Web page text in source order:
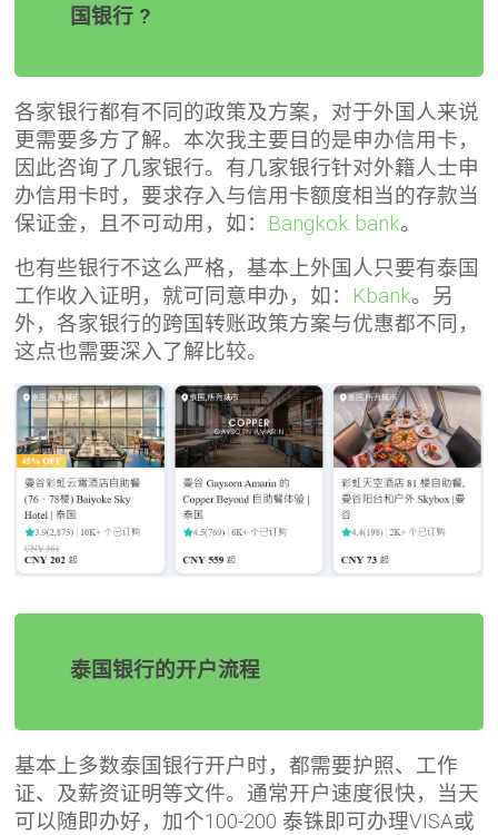
国银行 ?
各家银行都有不同的政策及方案，对于外国人来说
更需要多方了解。本次我主要目的是申办信用卡，
因此咨询了几家银行。有几家银行针对外籍人士申
办信用卡时，要求存入与信用卡额度相当的存款当
保证金，且不可动用，如： Bangkok bank。
也有些银行不这么严格，基本上外国人只要有泰国
工作收入证明，就可同意申办，如： Kbank。另
外，各家银行的跨国转账政策方案与优惠都不同，
这点也需要深入了解比较。
泰国银行的开户流程
基本上多数泰国银行开户时，都需要护照、工作
证、及薪资证明等文件。通常开户速度很快，当天
可以随即办好，加个100-200 泰铢即可办理VISA或